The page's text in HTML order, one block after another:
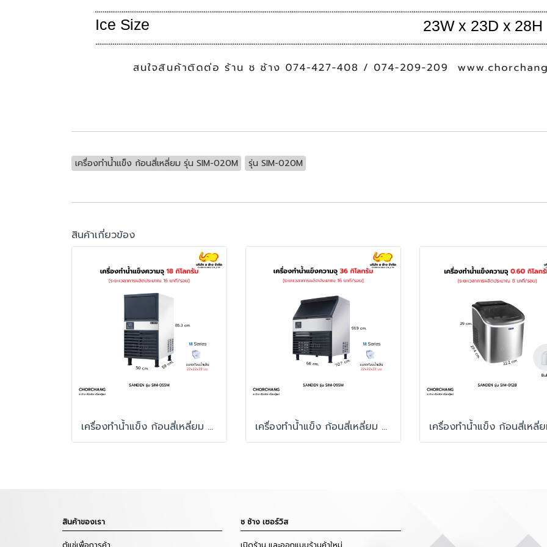
เครื่องทำน้ำแข็ง ก้อนสี่เหลี่ยม รุ่น SIM-020M รุ่น SIM-020M
สินค้าเกี่ยวข้อง
เครื่องทำน้ำแข็ง ก้อนสี่เหลี่ยม รุ่น SIM-055M เครื่องทำน้ำแข็ง ก้อนสี่เหลี่ยม รุ่น SIM-095M
สินค้าของเรา ช ช้าง เซอร์วิส